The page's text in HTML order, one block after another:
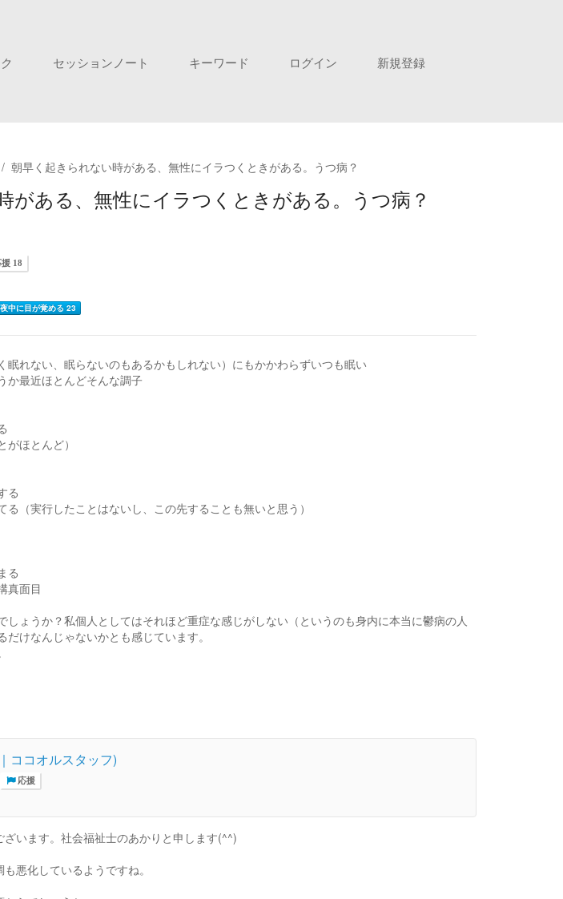
セッションノート キーワード ログイン
新規登録
朝早く起きられない時がある、無性にイラつくときがある。うつ病？
がある、無性にイラつくときがある。うつ病？
18
中に目が覚める 23
眠れない、眠らないのもあるかもしれない）にもかかわらずいつも眠い
か最近ほとんどそんな調子
ほとんど）
る
（実行したことはないし、この先することも無いと思う）
る
真面目
しょうか？私個人としてはそれほど重症な感じがしない（というのも身内に本当に鬱病の人
けなんじゃないかとも感じています。
ココオルスタッフ)
応援
います。社会福祉士のあかりと申します(^^)
悪化しているようですね。